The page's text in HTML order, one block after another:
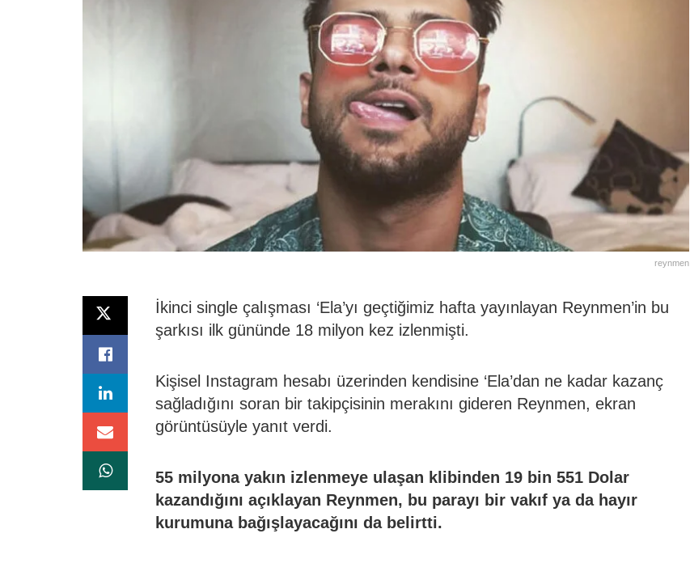
reynmen
İkinci single çalışması ‘Ela’yı geçtiğimiz hafta yayınlayan Reynmen’in bu
şarkısı ilk gününde 18 milyon kez izlenmişti.
Kişisel Instagram hesabı üzerinden kendisine ‘Ela’dan ne kadar kazanç
sağladığını soran bir takipçisinin merakını gideren Reynmen, ekran
görüntüsüyle yanıt verdi.
55 milyona yakın izlenmeye ulaşan klibinden 19 bin 551 Dolar
kazandığını açıklayan Reynmen, bu parayı bir vakıf ya da hayır
kurumuna bağışlayacağını da belirtti.